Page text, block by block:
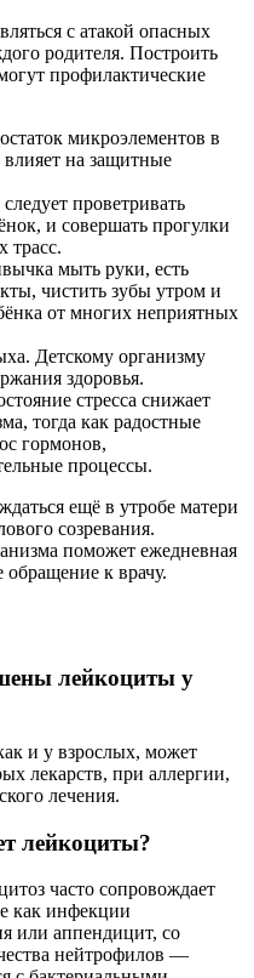
с атакой опасных
родителя. Построить
профилактические
микроэлементов в
влияет на защитные
проветривать
и совершать прогулки
трасс.
мыть руки, есть
чистить зубы утром и
от многих неприятных
Детскому организму
здоровья.
стресса снижает
тогда как радостные
гормонов,
процессы.
ещё в утробе матери
созревания.
поможет ежедневная
обращение к врачу.
лейкоциты у
и у взрослых, может
лекарств, при аллергии,
лечения.
лейкоциты?
часто сопровождает
как инфекции
или аппендицит, со
нейтрофилов —